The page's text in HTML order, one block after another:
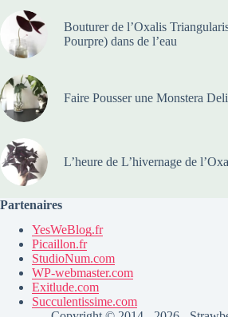
Bouturer de l’Oxalis
Pourpre) dans de l’eau
Faire Pousser une Monstera
L’heure de L’hivernage de
Partenaires
YesWeBlog.fr
Picaillon.fr
StudioNum.com
WP-webmaster.com
Exitlude.com
Succulentissime.com